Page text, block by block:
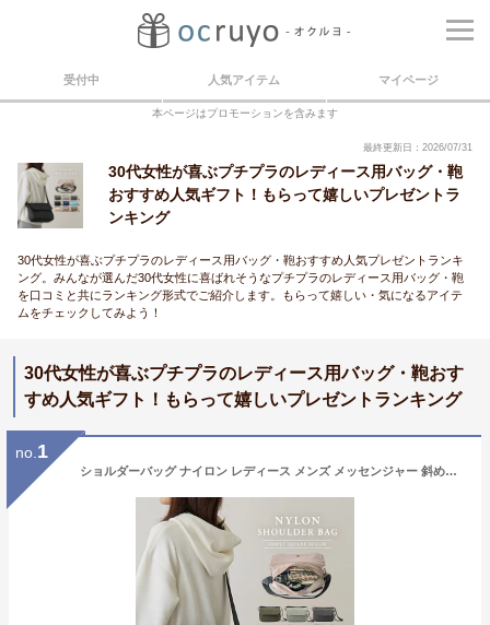
受付中 人気アイテム マイページ
本ページはプロモーションを含みます
最終更新日：2026/07/31
30代女性が喜ぶプチプラのレディース用バッグ・鞄
おすすめ人気ギフト！もらって嬉しいプレゼントラ
ンキング
30代女性が喜ぶプチプラのレディース用バッグ・鞄おすすめ人気プレゼントランキ
ング。みんなが選んだ30代女性に喜ばれそうなプチプラのレディース用バッグ・鞄
を口コミと共にランキング形式でご紹介します。もらって嬉しい・気になるアイテ
ムをチェックしてみよう！
30代女性が喜ぶプチプラのレディース用バッグ・鞄おす
すめ人気ギフト！もらって嬉しいプレゼントランキング
no. 1
ショルダーバッグ ナイロン レディース メンズ メッセンジャー 斜めがけ 軽い 軽量 旅行 ボディバッグ 鞄 カバン バック 肩掛け バッグ ショルダー カジュアル 大人 かわいい おしゃれ プレゼント 撥水 シンプル 大容量 黒